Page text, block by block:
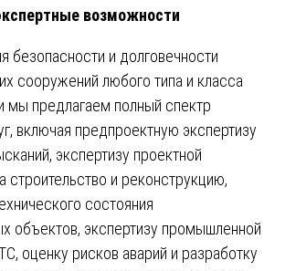
возможности
безопасности и долговечности
сооружений любого типа и класса
мы предлагаем полный спектр
включая предпроектную экспертизу
экспертизу проектной
строительство и реконструкцию,
состояния
объектов, экспертизу промышленной
оценку рисков аварий и разработку